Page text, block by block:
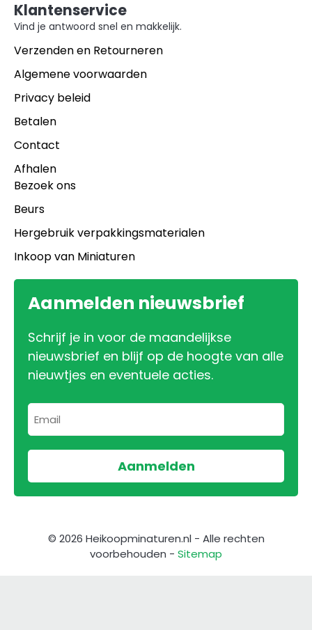
Klantenservice
Vind je antwoord snel en makkelijk.
Verzenden en Retourneren
Algemene voorwaarden
Privacy beleid
Betalen
Contact
Afhalen
Bezoek ons
Beurs
Hergebruik verpakkingsmaterialen
Inkoop van Miniaturen
Aanmelden nieuwsbrief
Schrijf je in voor de maandelijkse
nieuwsbrief en blijf op de hoogte van alle
nieuwtjes en eventuele acties.
© 2026 Heikoopminaturen.nl - Alle rechten
voorbehouden - Sitemap